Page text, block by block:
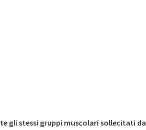
gli stessi gruppi muscolari sollecitati